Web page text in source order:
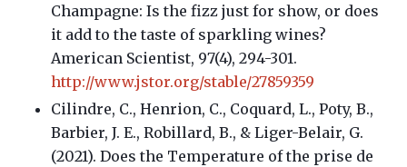
Champagne: Is the fizz just for show, or does
it add to the taste of sparkling wines?
American Scientist, 97(4), 294-301.
http://www.jstor.org/stable/27859359
Cilindre, C., Henrion, C., Coquard, L., Poty, B.,
Barbier, J. E., Robillard, B., & Liger-Belair, G.
(2021). Does the Temperature of the prise de